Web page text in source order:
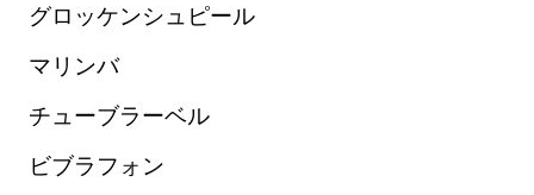
グロッケンシュピール
マリンバ
チューブラーベル
ビブラフォン